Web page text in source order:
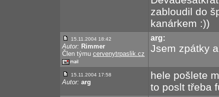
zabloudil do
kanárkem :))
15.11.2004 18:42
Autor: Rimmer
Člen týmu cervenytrpaslik.cz
arg:
Jsem zpátky
15.11.2004 17:58
Autor: arg
hele pošlete
to poslt třeba